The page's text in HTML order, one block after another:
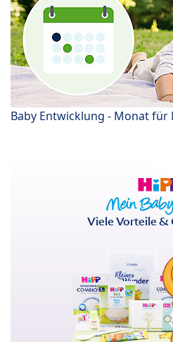
Baby Entwicklung - Monat für
Viele Vorteile &